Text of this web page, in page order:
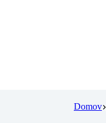
Domov